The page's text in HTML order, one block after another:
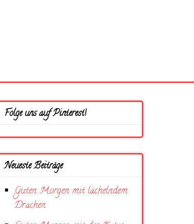
Folge uns auf Pinterest!
Neueste Beiträge
Guten Morgen mit lächelndem
Drachen